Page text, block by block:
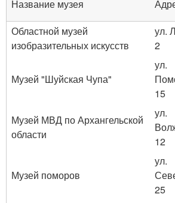
Название музея
Областной музей
изобразительных искусств
ул.
2
Музей "Шуйская Чупа"
ул.
15
Музей МВД по Архангельской
области
ул.
12
Музей поморов
ул.
25